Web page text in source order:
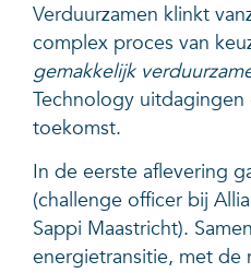
Verduurzamen klinkt
complex proces van
gemakkelijk
Technology
toekomst.
In de eerste aflevering
(challenge officer bij
Sappi Maastricht).
energietransitie, met de